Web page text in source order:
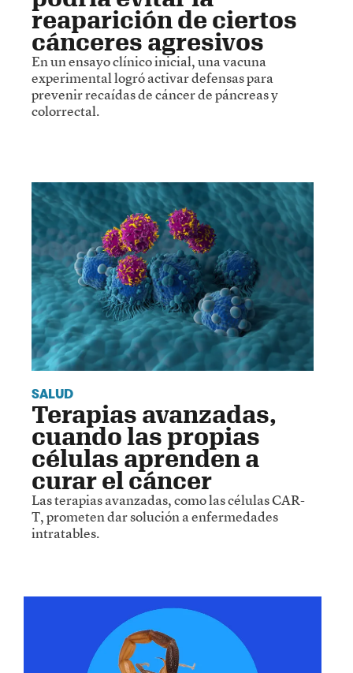
reaparición de ciertos
cánceres agresivos
En un ensayo clínico inicial, una vacuna
experimental logró activar defensas para
prevenir recaídas de cáncer de páncreas y
colorrectal.
SALUD
Terapias avanzadas,
cuando las propias
células aprenden a
curar el cáncer
Las terapias avanzadas, como las células CAR-
T, prometen dar solución a enfermedades
intratables.